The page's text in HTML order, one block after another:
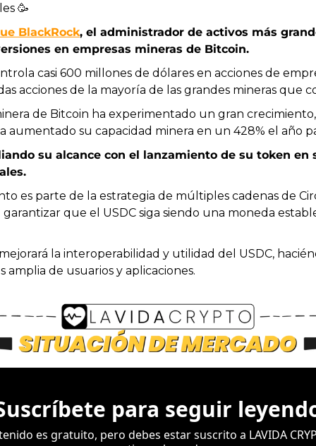
🥳
BlackRock, el administrador de activos más
en empresas mineras de Bitcoin.
casi 600 millones de dólares en acciones de
acciones de la mayoría de las grandes mineras que
de Bitcoin ha experimentado un gran
aumentado su capacidad minera en un 428% el año
su alcance con el lanzamiento de su token en
es parte de la estrategia de múltiples cadenas de
que el USDC siga siendo una moneda
la interoperabilidad y utilidad del USDC,
amplia de usuarios y aplicaciones.
para seguir
es gratuito, pero debes estar suscrito a LAVIDA